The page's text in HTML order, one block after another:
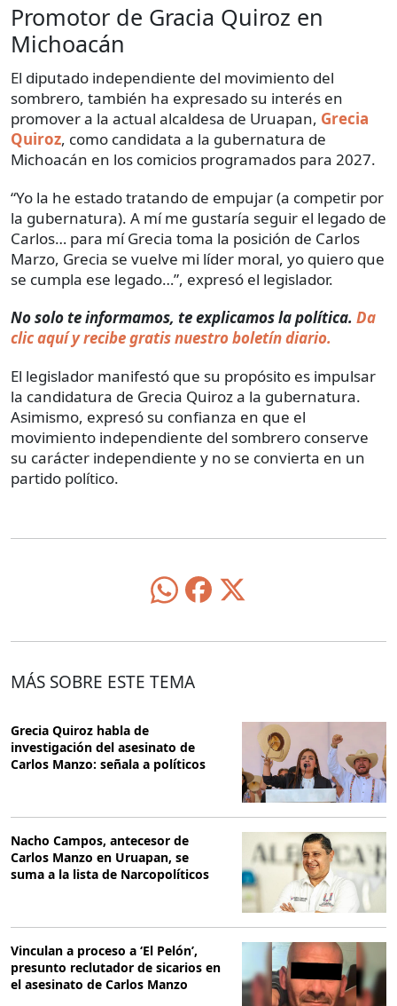
Promotor de Gracia Quiroz en
Michoacán
El diputado independiente del movimiento del
sombrero, también ha expresado su interés en
promover a la actual alcaldesa de Uruapan, Grecia
Quiroz, como candidata a la gubernatura de
Michoacán en los comicios programados para 2027.
“Yo la he estado tratando de empujar (a competir por
la gubernatura). A mí me gustaría seguir el legado de
Carlos… para mí Grecia toma la posición de Carlos
Marzo, Grecia se vuelve mi líder moral, yo quiero que
se cumpla ese legado…”, expresó el legislador.
No solo te informamos, te explicamos la política. Da
clic aquí y recibe gratis nuestro boletín diario.
El legislador manifestó que su propósito es impulsar
la candidatura de Grecia Quiroz a la gubernatura.
Asimismo, expresó su confianza en que el
movimiento independiente del sombrero conserve
su carácter independiente y no se convierta en un
partido político.
MÁS SOBRE ESTE TEMA
Grecia Quiroz habla de
investigación del asesinato de
Carlos Manzo: señala a políticos
Nacho Campos, antecesor de
Carlos Manzo en Uruapan, se
suma a la lista de Narcopolíticos
Vinculan a proceso a ‘El Pelón’,
presunto reclutador de sicarios en
el asesinato de Carlos Manzo